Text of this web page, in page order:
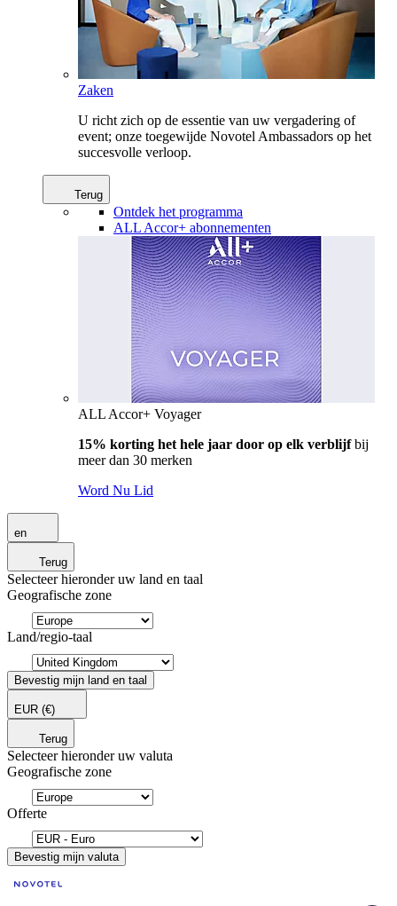
Zaken
U richt zich op de essentie van uw vergadering of
event; onze toegewijde Novotel Ambassadors op het
succesvolle verloop.
Terug
Ontdek het programma
ALL Accor+ abonnementen
ALL Accor+ Voyager
15% korting het hele jaar door op elk verblijfbij
meer dan 30 merken
Word Nu Lid
en
Terug
Selecteer hieronder uw land en taal
Geografische zone
Land/regio-taal
Bevestig mijn land en taal
EUR (€)
Terug
Selecteer hieronder uw valuta
Geografische zone
Offerte
Bevestig mijn valuta